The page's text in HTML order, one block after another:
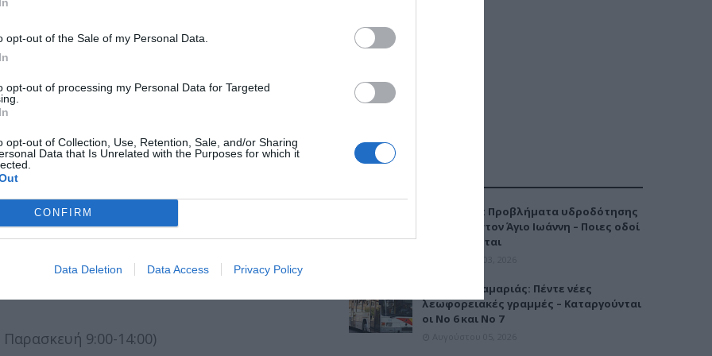
opt-out of the Sale of my Personal Data.
opt-out of processing my Personal Data for Targeted
opt-out of Collection, Use, Retention, Sale, and/or Sharing
Data that Is Unrelated with the Purposes for which it
CONFIRM
Data Deletion Data Access Privacy Policy
Αρετή Κακαράνη, Ευδοξία Μαυρίδου,
Χλιάρα
του Σταύρου Κουγιουμτζή
Θάνος Πραξιγάς. Κιθάρα, πιάνο,
Παρασκευή 9:00-14:00)
Καλαμαριά: Προβλήματα υδροδότησης
την Τρίτη στον Άγιο Ιωάννη – Ποιες οδοί
επηρεάζονται
Μετρό Καλαμαριάς: Πέντε νέες
λεωφορειακές γραμμές – Καταργούνται
οι Νο 6 και Νο 7